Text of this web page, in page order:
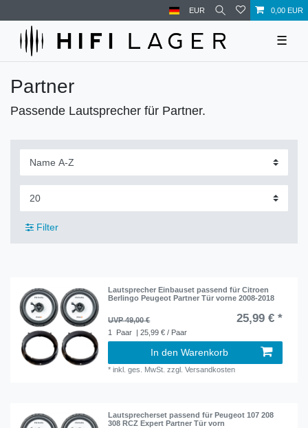
EUR 0,00 EUR
☰
Partner
Passende Lautsprecher für Partner.
Filter
Lautsprecher Einbauset passend für Citroen
Berlingo Peugeot Partner Tür vorne 2008-2018
UVP 49,00 € 25,99 € *
1 Paar | 25,99 € / Paar
In den Warenkorb
*inkl. ges. MwSt. zzgl.Versandkosten
Lautsprecherset passend für Peugeot 107 208
308 RCZ Expert Partner Tür vorn